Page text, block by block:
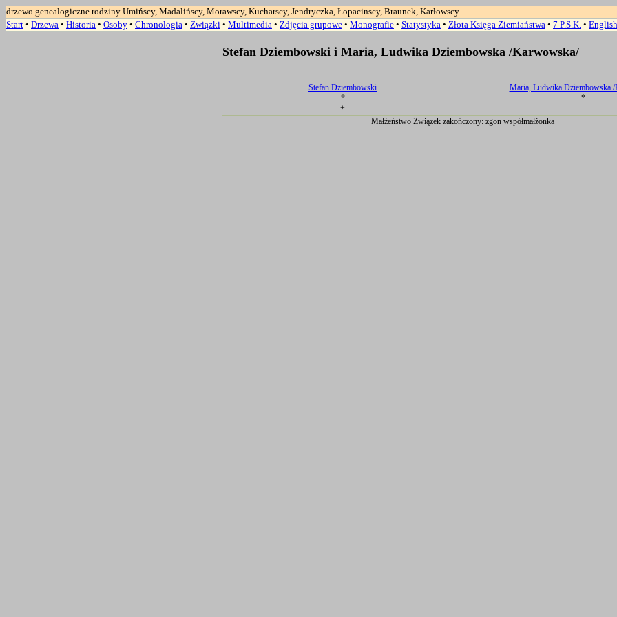
drzewo genealogiczne rodziny Umińscy, Madalińscy, Morawscy, Kucharscy, Jendryczka, Łopacinscy, Braunek, Karłowscy
Start • Drzewa • Historia • Osoby • Chronologia • Związki • Multimedia • Zdjęcia grupowe • Monografie • Statystyka • Złota Księga Ziemiaństwa • 7 P.S.K. • English
Stefan Dziembowski i Maria, Ludwika Dziembowska /Karwowska/
Stefan Dziembowski
*
+
Maria, Ludwika Dziembowska
*
Małżeństwo Związek zakończony: zgon współmałżonka